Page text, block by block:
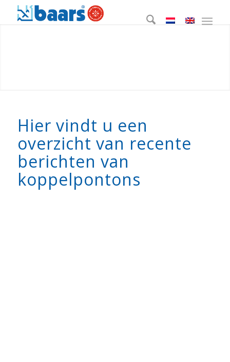
Hier vindt u een
overzicht van recente
berichten van
koppelpontons